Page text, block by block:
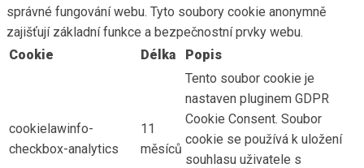
správné fungování webu. Tyto soubory cookie anonymně
zajišťují základní funkce a bezpečnostní prvky webu.
Cookie
Délka Popis
cookielawinfo-
checkbox-analytics
11
měsíců
Tento soubor cookie je
nastaven pluginem GDPR
Cookie Consent. Soubor
cookie se používá k uložení
souhlasu uživatele s